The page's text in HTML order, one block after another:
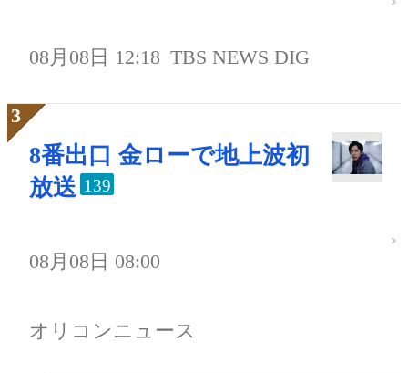
08月08日 12:18 TBS NEWS DIG
8番出口 金ローで地上波初
放送 139
08月08日 08:00
オリコンニュース